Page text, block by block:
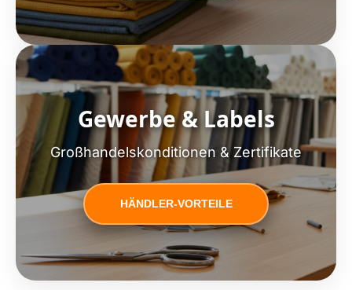
Gewerbe & Labels
Großhandelskonditionen & Zertifikate
HÄNDLER-VORTEILE